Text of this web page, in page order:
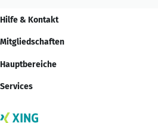
Hilfe & Kontakt
Mitgliedschaften
Hauptbereiche
Services